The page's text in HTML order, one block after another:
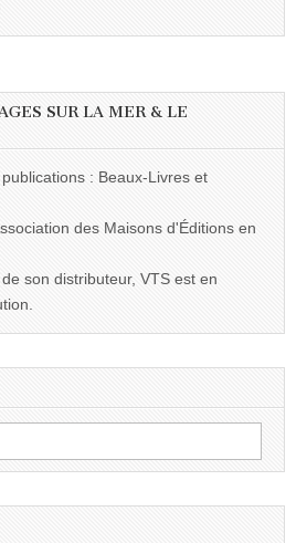
SUR LA MER & LE
: Beaux-Livres et
des Maisons d'Éditions en
son distributeur, VTS est en